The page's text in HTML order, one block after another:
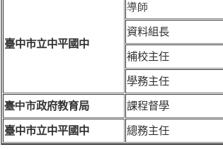
臺中市立中平國中
導師
資料組長
補校主任
學務主任
臺中市政府教育局 課程督學
臺中市立中平國中 總務主任